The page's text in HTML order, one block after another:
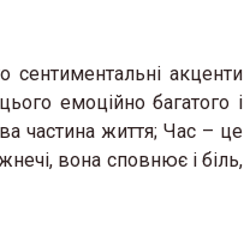
сентиментальні акценти
емоційно багатого і
частина життя; Час – це
вона сповнює і біль,